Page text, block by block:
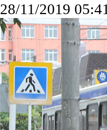
28/11/2019